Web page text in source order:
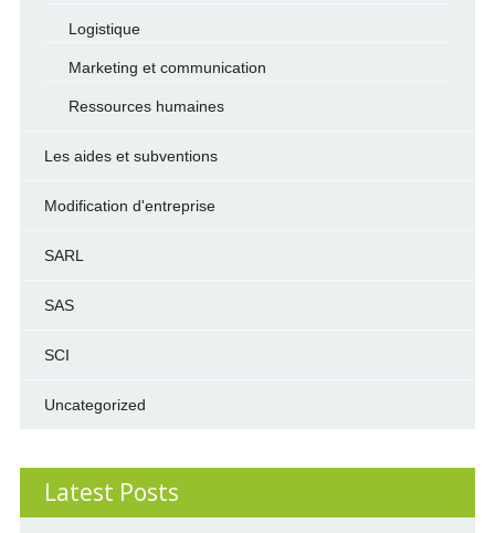
Logistique
Marketing et communication
Ressources humaines
Les aides et subventions
Modification d'entreprise
SARL
SAS
SCI
Uncategorized
Latest Posts